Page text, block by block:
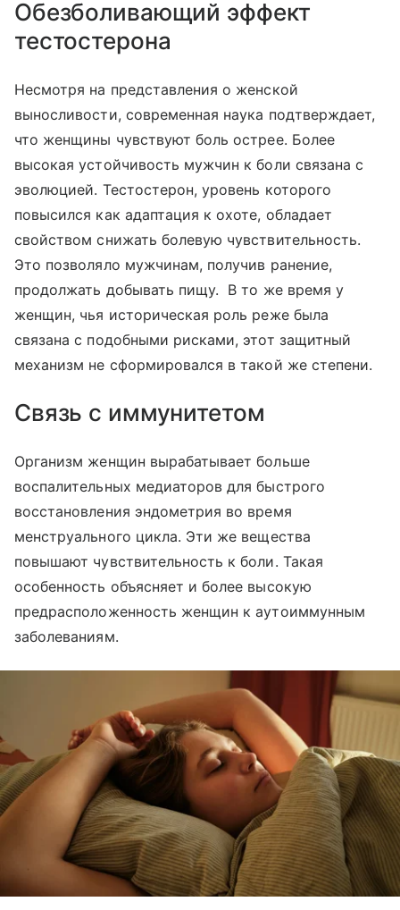
Обезболивающий эффект
тестостерона
Несмотря на представления о женской
выносливости, современная наука подтверждает,
что женщины чувствуют боль острее. Более
высокая устойчивость мужчин к боли связана с
эволюцией. Тестостерон, уровень которого
повысился как адаптация к охоте, обладает
свойством снижать болевую чувствительность.
Это позволяло мужчинам, получив ранение,
продолжать добывать пищу. В то же время у
женщин, чья историческая роль реже была
связана с подобными рисками, этот защитный
механизм не сформировался в такой же степени.
Связь с иммунитетом
Организм женщин вырабатывает больше
воспалительных медиаторов для быстрого
восстановления эндометрия во время
менструального цикла. Эти же вещества
повышают чувствительность к боли. Такая
особенность объясняет и более высокую
предрасположенность женщин к аутоиммунным
заболеваниям.